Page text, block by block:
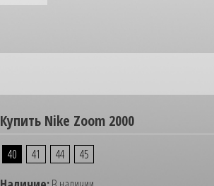
Купить Nike Zoom 2000
40 41 44 45